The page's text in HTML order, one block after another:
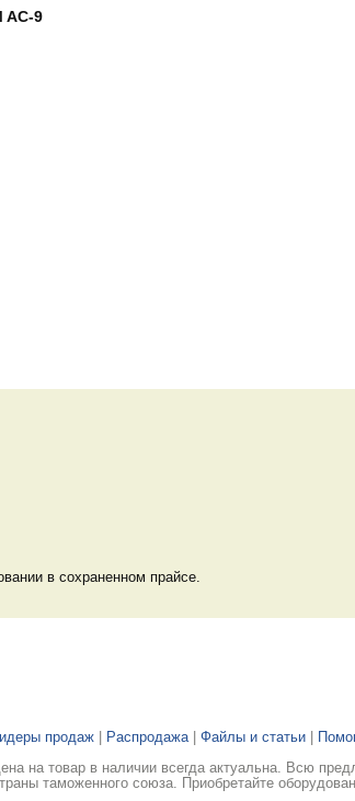
AC-9
в сохраненном прайсе.
продаж Распродажа| Файлы и статьи
на товар в наличии всегда актуальна. Всю
таможенного союза. Приобретайте